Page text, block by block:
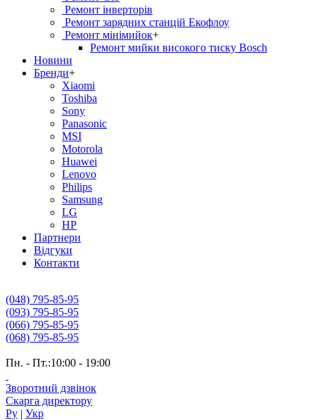
Ремонт інверторів
Ремонт зарядних станцій Екофлоу
Ремонт мiнiмийок+
Ремонт мийки високого тиску Bosch
Новини
Бренди+
Xiaomi
Toshiba
Sony
Panasonic
MSI
Motorola
Huawei
Lenovo
Philips
Samsung
LG
HP
Партнери
Вiдгуки
Контакти
(048) 795-85-95
(093) 795-85-95
(066) 795-85-95
(068) 795-85-95
Пн. - Пт.:10:00 - 19:00
Зворотний дзвінок
Скарга директору
Ру | Укр